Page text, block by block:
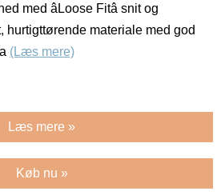
med âLoose Fitâ snit og
hurtigttørende materiale med god
(Læs mere)
Læs mere »
Køb nu »